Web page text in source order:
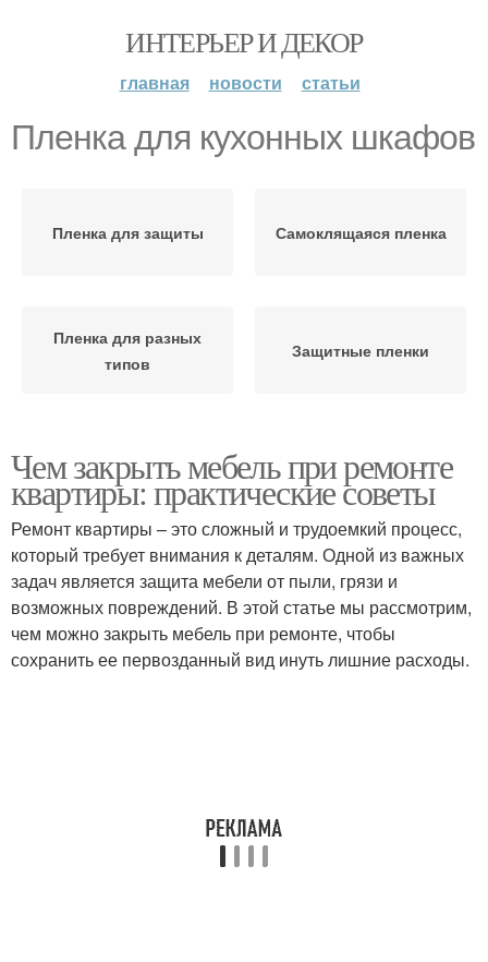
ИНТЕРЬЕР И ДЕКОР
главная новости статьи
Пленка для кухонных шкафов
Пленка для защиты Самоклящаяся пленка
Пленка для разных
типов
Защитные пленки
Чем закрыть мебель при ремонте
квартиры: практические советы
Ремонт квартиры – это сложный и трудоемкий процесс,
который требует внимания к деталям. Одной из важных
задач является защита мебели от пыли, грязи и
возможных повреждений. В этой статье мы рассмотрим,
чем можно закрыть мебель при ремонте, чтобы
сохранить ее первозданный вид инуть лишние расходы.